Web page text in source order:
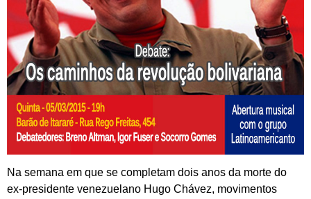
Na semana em que se completam dois anos da morte do
ex-presidente venezuelano Hugo Chávez, movimentos